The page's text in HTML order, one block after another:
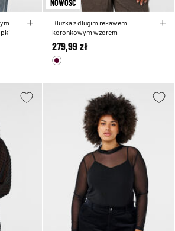
NOWOŚĆ
Bluzka z dlugim rekawem i
koronkowym wzorem
279,99 zł